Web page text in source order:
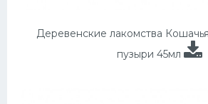
Деревенские лакомства
пузыри 45мл